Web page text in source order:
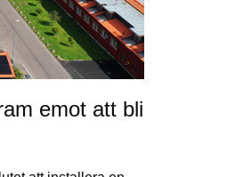
emot att bli